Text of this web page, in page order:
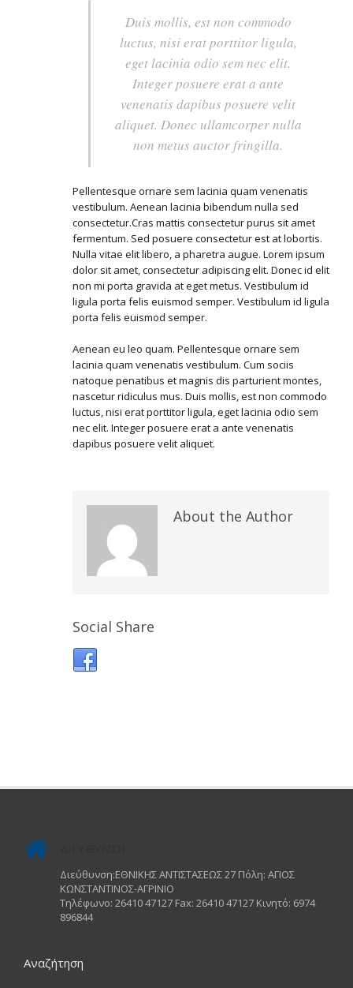
Duis mollis, est non commodo
luctus, nisi erat porttitor ligula,
eget lacinia odio sem nec elit.
Integer posuere erat a ante
venenatis dapibus posuere velit
aliquet. Donec ullamcorper nulla
non metus auctor fringilla.
Pellentesque ornare sem lacinia quam venenatis
vestibulum. Aenean lacinia bibendum nulla sed
consectetur.Cras mattis consectetur purus sit amet
fermentum. Sed posuere consectetur est at lobortis.
Nulla vitae elit libero, a pharetra augue. Lorem ipsum
dolor sit amet, consectetur adipiscing elit. Donec id elit
non mi porta gravida at eget metus. Vestibulum id
ligula porta felis euismod semper. Vestibulum id ligula
porta felis euismod semper.
Aenean eu leo quam. Pellentesque ornare sem
lacinia quam venenatis vestibulum. Cum sociis
natoque penatibus et magnis dis parturient montes,
nascetur ridiculus mus. Duis mollis, est non commodo
luctus, nisi erat porttitor ligula, eget lacinia odio sem
nec elit. Integer posuere erat a ante venenatis
dapibus posuere velit aliquet.
About the Author
Social Share
Διεύθυνση:ΕΘΝΙΚΗΣ ΑΝΤΙΣΤΑΣΕΩΣ 27 Πόλη: ΑΓΙΟΣ
ΚΩΝΣΤΑΝΤΙΝΟΣ-ΑΓΡΙΝΙΟ
Τηλέφωνο: 26410 47127 Fax: 26410 47127 Κινητό: 6974
896844
Αναζήτηση